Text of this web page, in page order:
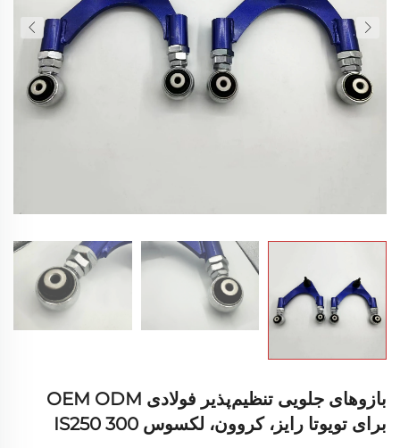
بازوهای جلویی تنظیم‌پذیر فولادی OEM ODM
برای تویوتا رایز، کروون، لکسوس IS250 300